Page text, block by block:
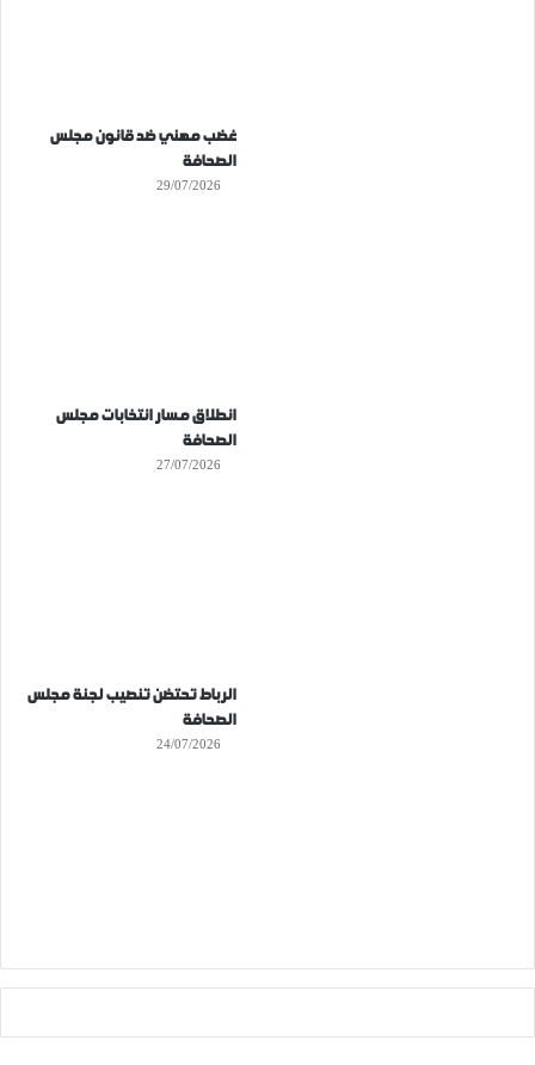
غضب مهني ضد قانون مجلس
الصحافة
29/07/2026
انطلاق مسار انتخابات مجلس
الصحافة
27/07/2026
الرباط تحتضن تنصيب لجنة مجلس
الصحافة
24/07/2026